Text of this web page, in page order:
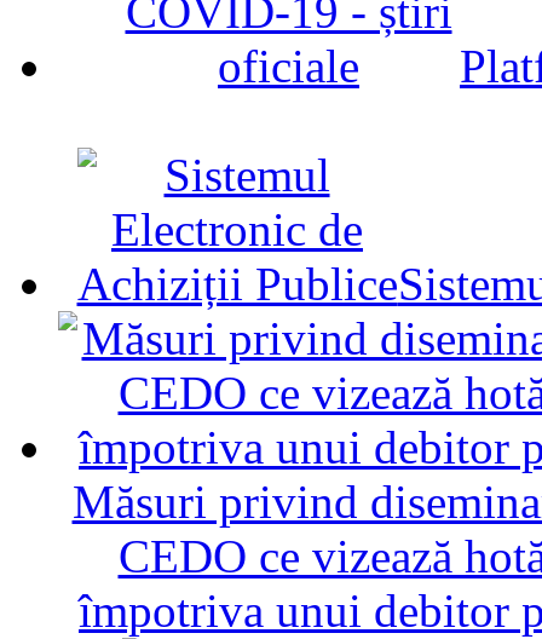
Măsuri privind
CEDO ce vizează
împotriva unui debitor